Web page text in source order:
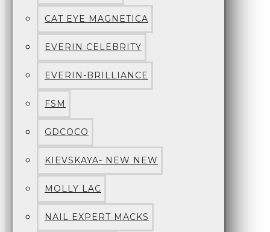
CAT EYE MAGNETICA
EVERIN CELEBRITY
EVERIN-BRILLIANCE
FSM
GDCOCO
KIEVSKAYA- NEW NEW
MOLLY LAC
NAIL EXPERT MACKS